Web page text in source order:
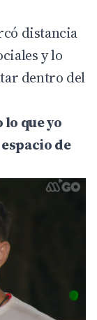
distancia
y lo
dentro del
lo que yo
de